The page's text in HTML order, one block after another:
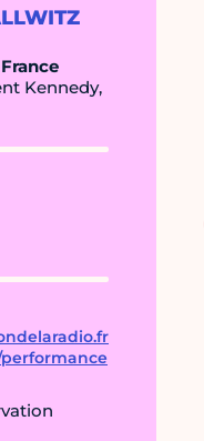
Kennedy,